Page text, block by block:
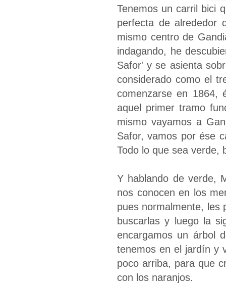
Tenemos un carril bici
perfecta de
mismo centro de
indagando, he
Safor' y se asienta
considerado como el
comenzarse en 1864,
aquel primer tramo
mismo vayamos a
Safor, vamos por ése
Todo lo que sea verde,
Y hablando de verde,
nos conocen en los
pues normalmente, les
buscarlas y luego la
encargamos un árbol
tenemos en el jardín y
poco arriba, para que
con los naranjos.